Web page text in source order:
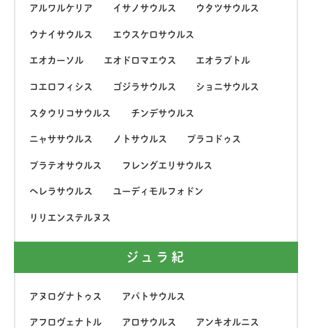
アルワルケリア イサノサウルス ウタツサウルス
ウナイサウルス エウスケロサウルス
エオカーソル エオドロマエウス エオラプトル
コエロフィシス ゴジラサウルス ショニサウルス
スタウリコサウルス チンデサウルス
ニャササウルス ノトサウルス プラコドゥス
プラテオサウルス フレングエリサウルス
ヘレラサウルス ユーディモルフォドン
リリエンステルヌス
ジュラ紀
アヌログナトゥス アパトサウルス
アフロヴェナトル アロサウルス アンキオルニス